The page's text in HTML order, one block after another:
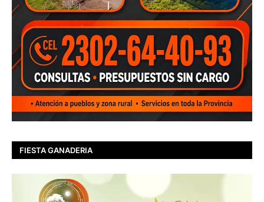
FIESTA GANADERIA